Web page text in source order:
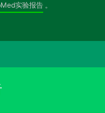
实验报告 。